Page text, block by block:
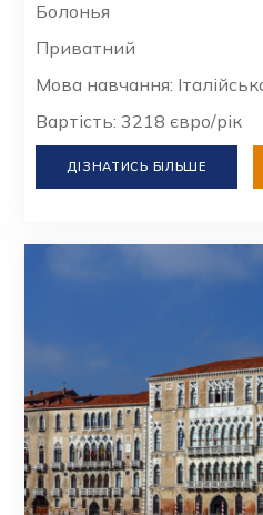
Болонья
Приватний
Мова навчання:
Вартість: 3218 євро/рік
ДІЗНАТИСЬ БІЛЬШЕ